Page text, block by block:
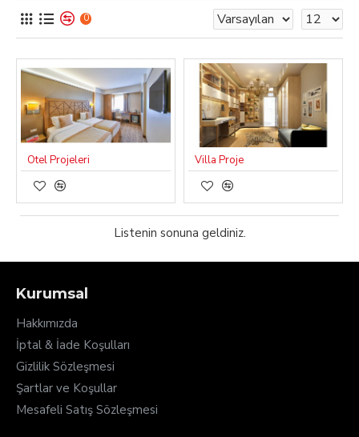
0
Otel Projeleri Villa Proje
Listenin sonuna geldiniz.
Kurumsal
Hakkımızda
İptal & İade Koşulları
Gizlilik Sözleşmesi
Şartlar ve Koşullar
Mesafeli Satış Sözleşmesi